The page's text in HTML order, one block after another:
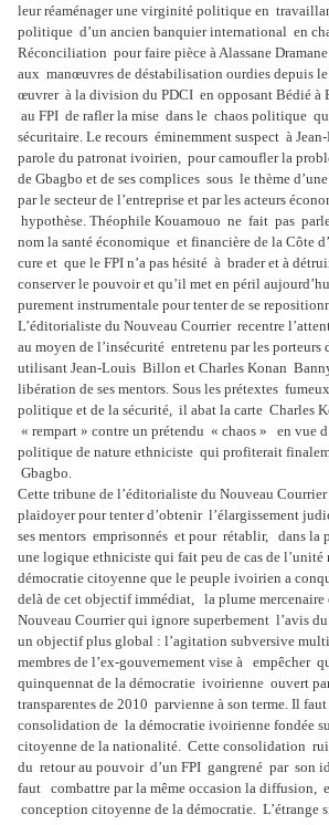
leur réaménager une virginité politique en
politique d’un ancien banquier international en
Réconciliation pour faire pièce à Alassane
aux manœuvres de déstabilisation ourdies depuis
œuvrer à la division du PDCI en opposant Bédié à
au FPI de rafler la mise dans le chaos politique
sécuritaire. Le recours éminemment suspect à
parole du patronat ivoirien, pour camoufler la
de Gbagbo et de ses complices sous le thème
par le secteur de l’entreprise et par les acteurs
hypothèse. Théophile Kouamouo ne fait pas
nom la santé économique et financière de la Côte
cure et que le FPI n’a pas hésité à brader et à
conserver le pouvoir et qu’il met en péril
purement instrumentale pour tenter de se
L’éditorialiste du Nouveau Courrier recentre
au moyen de l’insécurité entretenu par les porteurs
utilisant Jean-Louis Billon et Charles Konan
libération de ses mentors. Sous les prétextes
politique et de la sécurité, il abat la carte Charles
« rempart » contre un prétendu « chaos » en vue
politique de nature ethniciste qui profiterait
Gbagbo.
Cette tribune de l’éditorialiste du Nouveau
plaidoyer pour tenter d’obtenir l’élargissement
ses mentors emprisonnés et pour rétablir, dans
une logique ethniciste qui fait peu de cas de l’unité
démocratie citoyenne que le peuple ivoirien a
delà de cet objectif immédiat, la plume mercenaire
Nouveau Courrier qui ignore superbement l’avis
un objectif plus global : l’agitation subversive
membres de l’ex-gouvernement vise à empêcher
quinquennat de la démocratie ivoirienne ouvert
transparentes de 2010 parvienne à son terme. Il
consolidation de la démocratie ivoirienne fondée
citoyenne de la nationalité. Cette consolidation
du retour au pouvoir d’un FPI gangrené par son
faut combattre par la même occasion la diffusion,
conception citoyenne de la démocratie. L’étrange